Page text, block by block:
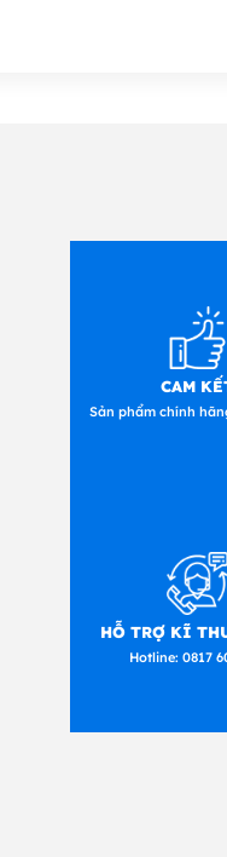
CAM
Sản phẩm chính
HỖ TRỢ KĨ
Hotline: 0817